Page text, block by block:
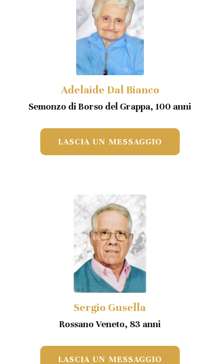
Adelaide Dal Bianco
Semonzo di Borso del Grappa, 100 anni
LASCIA UN MESSAGGIO
Sergio Gusella
Rossano Veneto, 83 anni
LASCIA UN MESSAGGIO